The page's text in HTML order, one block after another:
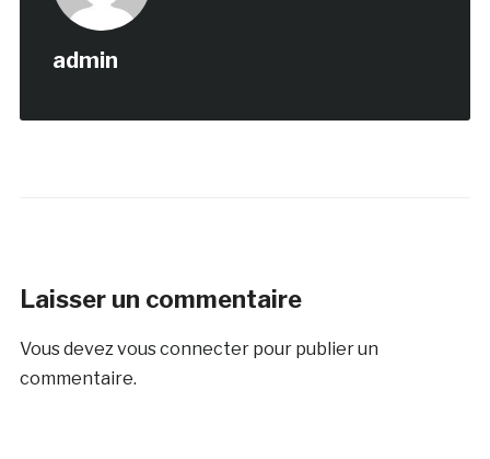
admin
Laisser un commentaire
Vous devezvous connecterpour publier un
commentaire.